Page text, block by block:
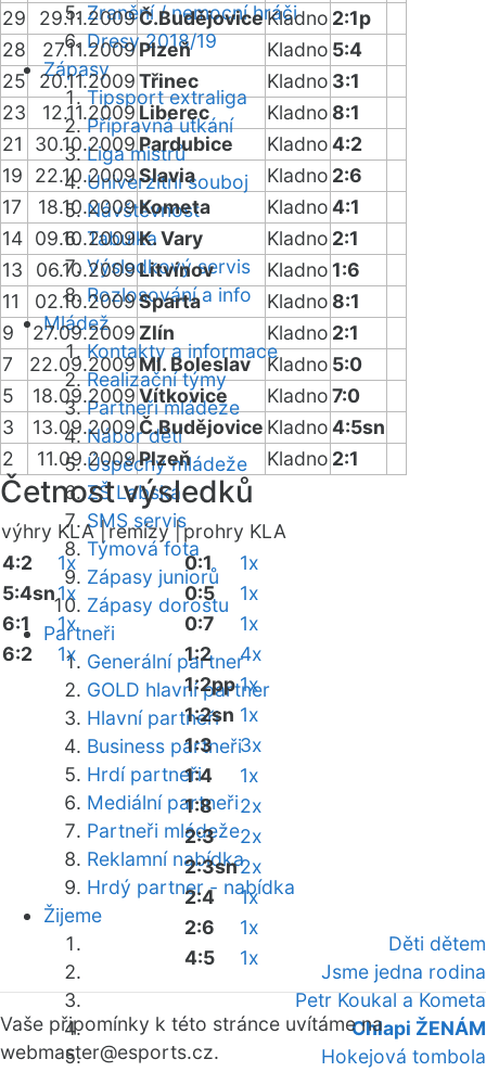
Zranění / nemocní hráči
Dresy 2018/19
Zápasy
Tipsport extraliga
Přípravná utkání
Liga mistrů
Univerzitní souboj
Návštěvnost
Tabulka
Výsledkový servis
Rozlosování a info
Mládež
Kontakty a informace
Realizační týmy
Partneři mládeže
Nábor dětí
Úspěchy mládeže
ZŠ Labská
SMS servis
Týmová fota
Zápasy juniorů
Zápasy dorostu
Partneři
Generální partner
GOLD hlavní partner
Hlavní partneři
Business partneři
Hrdí partneři
Mediální partneři
Partneři mládeže
Reklamní nabídka
Hrdý partner - nabídka
Žijeme
Děti dětem
Jsme jedna rodina
Petr Koukal a Kometa
Chlapi ŽENÁM
Hokejová tombola
29
29.11.2009Č.BudějoviceKladno 2:1p
28
27.11.2009Plzeň Kladno 5:4
25
20.11.2009Třinec Kladno 3:1
23
12.11.2009 Liberec Kladno 8:1
21
30.10.2009 Pardubice Kladno4:2
19
22.10.2009Slavia Kladno 2:6
17
18.10.2009Kometa Kladno4:1
14 09.10.2009K. Vary Kladno 2:1
13
06.10.2009Litvínov Kladno 1:6
11
02.10.2009Sparta Kladno 8:1
9
27.09.2009 Zlín Kladno 2:1
7
22.09.2009Ml. Boleslav Kladno 5:0
5
18.09.2009Vítkovice Kladno7:0
3
13.09.2009 Č.Budějovice Kladno4:5sn
2
11.09.2009Plzeň Kladno 2:1
Četnost výsledků
výhry KLA |remízy |prohry KLA
4:2
1x
5:4sn1x
6:1
1x
6:2
1x
0:1
1x
0:5
1x
0:7
1x
1:2
4x
1:2pp1x
1:2sn 1x
1:3
3x
1:4
1x
1:8
2x
2:3
2x
2:3sn2x
2:4
1x
2:6
1x
4:5
1x
Vaše připomínky k této stránce uvítáme na
webmaster@esports.cz.